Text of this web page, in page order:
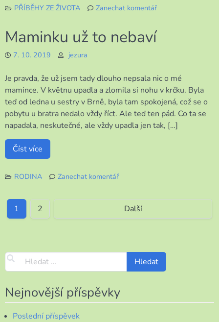
PŘÍBĚHY ZE ŽIVOTA
Zanechat komentář
Maminku už to nebaví
7. 10. 2019 jezura
Je pravda, že už jsem tady dlouho nepsala nic o mé
mamince. V květnu upadla a zlomila si nohu v krčku. Byla
teď od ledna u sestry v Brně, byla tam spokojená, což se o
pobytu u bratra nedalo vždy říct. Ale teď ten pád. Co ta se
napadala, neskutečné, ale vždy upadla jen tak, […]
Číst více
RODINA
Zanechat komentář
už
to
1 2 Další
Nejnovější příspěvky
Poslední příspěvek